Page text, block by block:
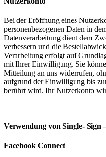
Bei der Eröffnung eines
personenbezogenen Daten in
Datenverarbeitung dient dem
verbessern und die
Verarbeitung erfolgt auf
mit Ihrer Einwilligung. Sie
Mitteilung an uns widerrufen,
aufgrund der Einwilligung bis
berührt wird. Ihr Nutzerkonto
Verwendung von Single- Sign
Facebook Connect